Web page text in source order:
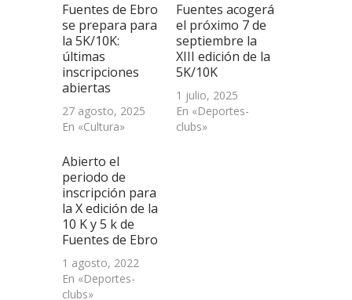
en
una
ventana
nueva)
Fuentes de Ebro
se prepara para
la 5K/10K:
últimas
inscripciones
abiertas
27 agosto, 2025
En «Cultura»
Fuentes acogerá
el próximo 7 de
septiembre la
XIII edición de la
5K/10K
1 julio, 2025
En «Deportes-
clubs»
Abierto el
periodo de
inscripción para
la X edición de la
10 K y 5 k de
Fuentes de Ebro
1 agosto, 2022
En «Deportes-
clubs»